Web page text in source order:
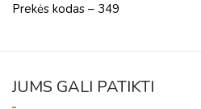
Prekės kodas – 349
JUMS GALI PATIKTI